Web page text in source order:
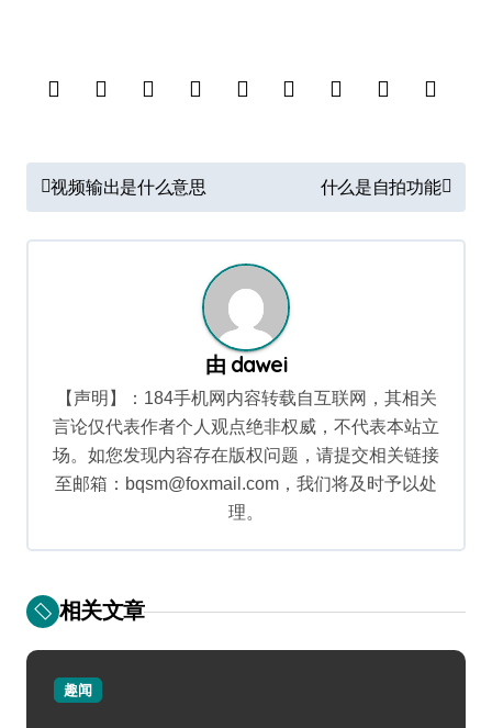
文
章
导
视频输出是什么意思 什么是自拍功能
由 dawei
【声明】：184手机网内容转载自互联网，其相关
言论仅代表作者个人观点绝非权威，不代表本站立
场。如您发现内容存在版权问题，请提交相关链接
至邮箱：bqsm@foxmail.com，我们将及时予以处
理。
相关文章
趣闻